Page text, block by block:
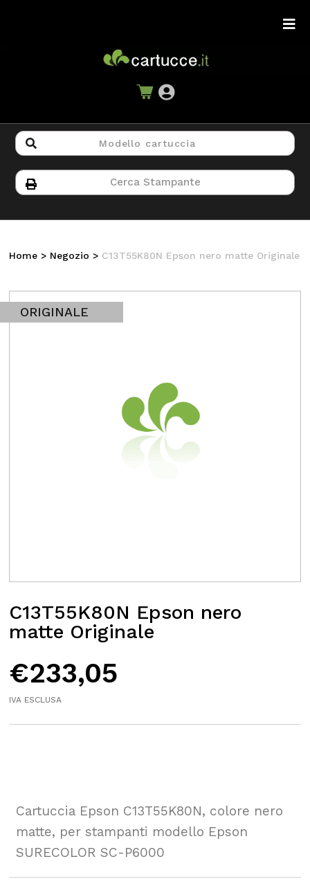
Home > Negozio > C13T55K80N Epson nero matte Originale
ORIGINALE
C13T55K80N Epson nero
matte Originale
€233,05
IVA ESCLUSA
Cartuccia Epson C13T55K80N, colore nero
matte, per stampanti modello Epson
SURECOLOR SC-P6000